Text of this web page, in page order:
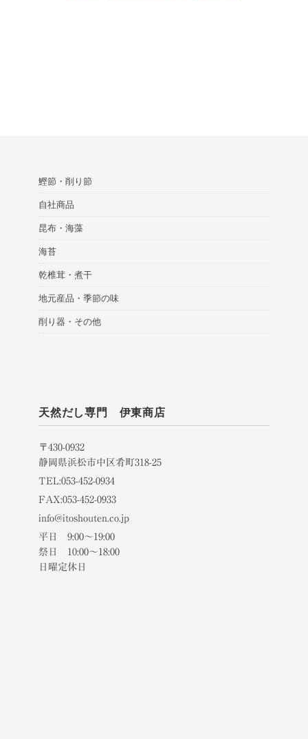
鰹節・削り節
自社商品
昆布・海藻
海苔
乾椎茸・煮干
地元産品・季節の味
削り器・その他
天然だし専門 伊東商店
〒430-0932
静岡県浜松市中区肴町318-25
TEL:053-452-0934
FAX:053-452-0933
info@itoshouten.co.jp
平日 9:00～19:00
祭日 10:00～18:00
日曜定休日